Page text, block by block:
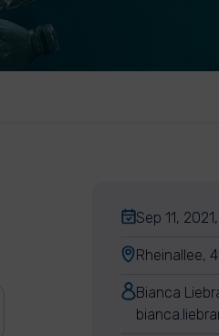
Sep 11,
Rheinallee,
Bianca